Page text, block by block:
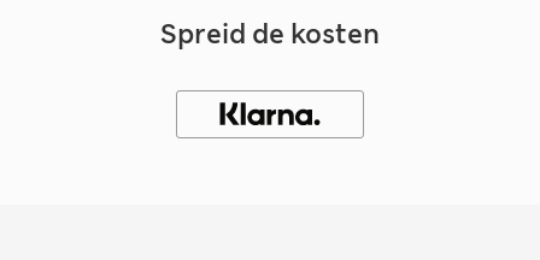
Spreid de kosten